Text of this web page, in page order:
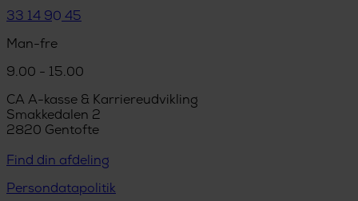
33 14 90 45
Man-fre
9.00 - 15.00
CA A-kasse & Karriereudvikling
Smakkedalen 2
2820 Gentofte
Find din afdeling
Persondatapolitik